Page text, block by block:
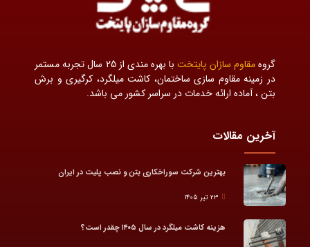
گروهمقاوم سازان پایتخت
با بهره مندی از 25 سال تجربه مستمر
در زمینه مقاوم سازی ساختمان، کاشت میلگرد، کرگیری و برش
بتن ، آماده ارائه خدمات در سراسر کشور می باشد.
آخرین مقالات
بهترین شرکت سوراخکاری بتن و نصب پلیت در ایران
۲۳ تیر ۱۴۰۵
هزینه کاشت میلگرد در سال ۱۴۰۵ چقدر است؟